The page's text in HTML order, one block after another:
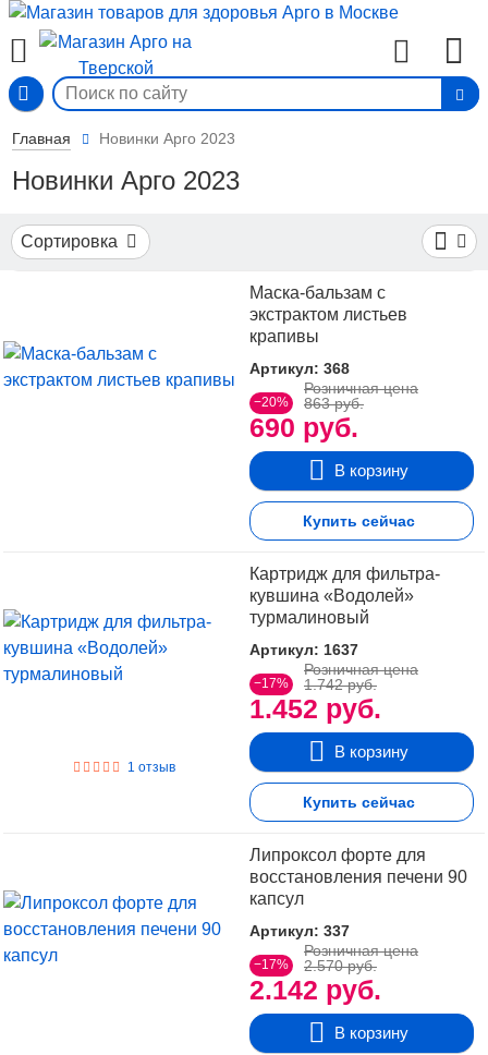
Главная Новинки Арго 2023
Новинки Арго 2023
Сортировка
Маска-бальзам с
экстрактом листьев
крапивы
Артикул: 368
−20%
690 руб.
Розничная цена
863 руб.
В корзину
Купить сейчас
1 отзыв
Картридж для фильтра-
кувшина «Водолей»
турмалиновый
Артикул: 1637
−17%
1.452 руб.
Розничная цена
1.742 руб.
В корзину
Купить сейчас
Липроксол форте для
восстановления печени 90
капсул
Артикул: 337
−17%
2.142 руб.
Розничная цена
2.570 руб.
В корзину